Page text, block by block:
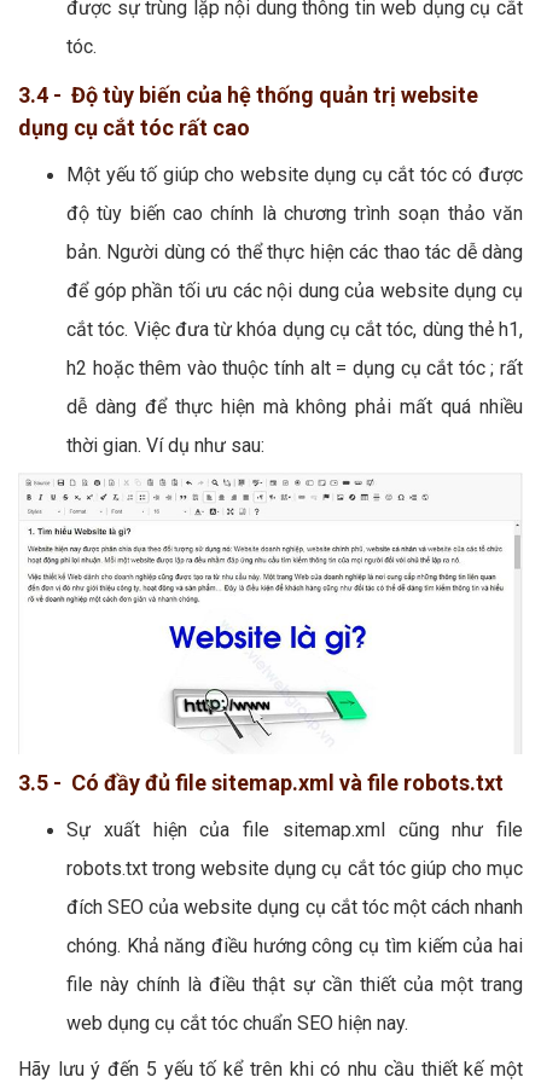
được sự trùng lặp nội dung thông tin web dụng cụ cắt
tóc.
3.4 - Độ tùy biến của hệ thống quản trị website
dụng cụ cắt tóc rất cao
Một yếu tố giúp cho website dụng cụ cắt tóc có được
độ tùy biến cao chính là chương trình soạn thảo văn
bản. Người dùng có thể thực hiện các thao tác dễ dàng
để góp phần tối ưu các nội dung của website dụng cụ
cắt tóc. Việc đưa từ khóa dụng cụ cắt tóc, dùng thẻ h1,
h2 hoặc thêm vào thuộc tính alt = dụng cụ cắt tóc ; rất
dễ dàng để thực hiện mà không phải mất quá nhiều
thời gian. Ví dụ như sau:
3.5 - Có đầy đủ file sitemap.xml và file robots.txt
Sự xuất hiện của file sitemap.xml cũng như file
robots.txt trong website dụng cụ cắt tóc giúp cho mục
đích SEO của website dụng cụ cắt tóc một cách nhanh
chóng. Khả năng điều hướng công cụ tìm kiếm của hai
file này chính là điều thật sự cần thiết của một trang
web dụng cụ cắt tóc chuẩn SEO hiện nay.
Hãy lưu ý đến 5 yếu tố kể trên khi có nhu cầu thiết kế một